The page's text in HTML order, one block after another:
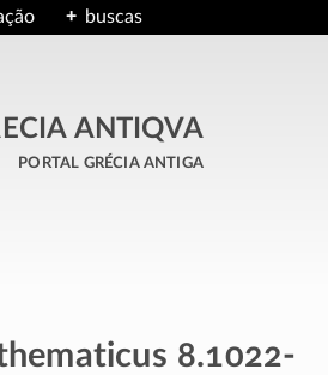
buscas
ANTIQVA
portal grécia antiga
8.1022-